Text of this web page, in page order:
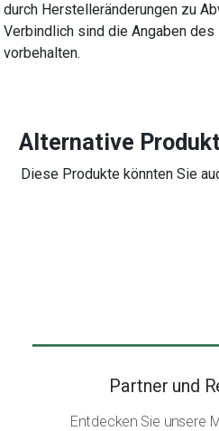
durch Herstelleränderungen zu
Verbindlich sind die Angaben
vorbehalten.
Alternative
Diese Produkte könnten Sie
Partner und
Entdecken Sie unsere